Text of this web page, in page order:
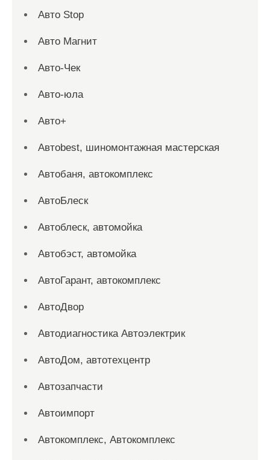
Авто Stop
Авто Магнит
Авто-Чек
Авто-юла
Авто+
Автоbest, шиномонтажная мастерская
Автобаня, автокомплекс
АвтоБлеск
Автоблеск, автомойка
Автобэст, автомойка
АвтоГарант, автокомплекс
АвтоДвор
Автодиагностика Автоэлектрик
АвтоДом, автотехцентр
Автозапчасти
Автоимпорт
Автокомплекс, Автокомплекс